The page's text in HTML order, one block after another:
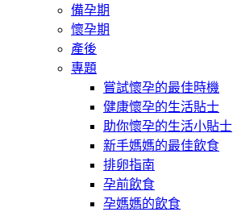
備孕期
懷孕期
產後
專題
嘗試懷孕的最佳時機
健康懷孕的生活貼士
助你懷孕的生活小貼士
新手媽媽的最佳飲食
排卵指南
孕前飲食
孕媽媽的飲食